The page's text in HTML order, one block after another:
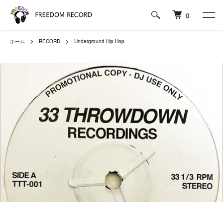
0
ホーム RECORD Underground Hip Hop